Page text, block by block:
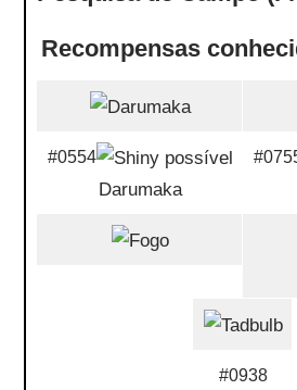
Recompensas
#0554
Darumaka
#0938